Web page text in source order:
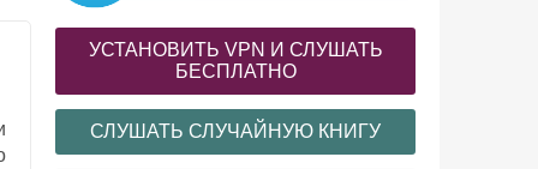
УСТАНОВИТЬ VPN И СЛУШАТЬ
БЕСПЛАТНО
СЛУШАТЬ СЛУЧАЙНУЮ КНИГУ